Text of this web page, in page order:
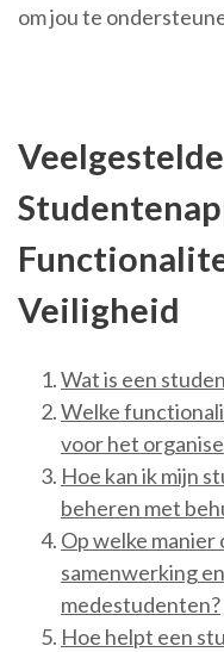
om jou te
Veiligheid
Wat is een
Welke
voor het
Hoe kan ik mijn
beheren met
Op welke
samenwerking
medestudenten?
Hoe helpt een